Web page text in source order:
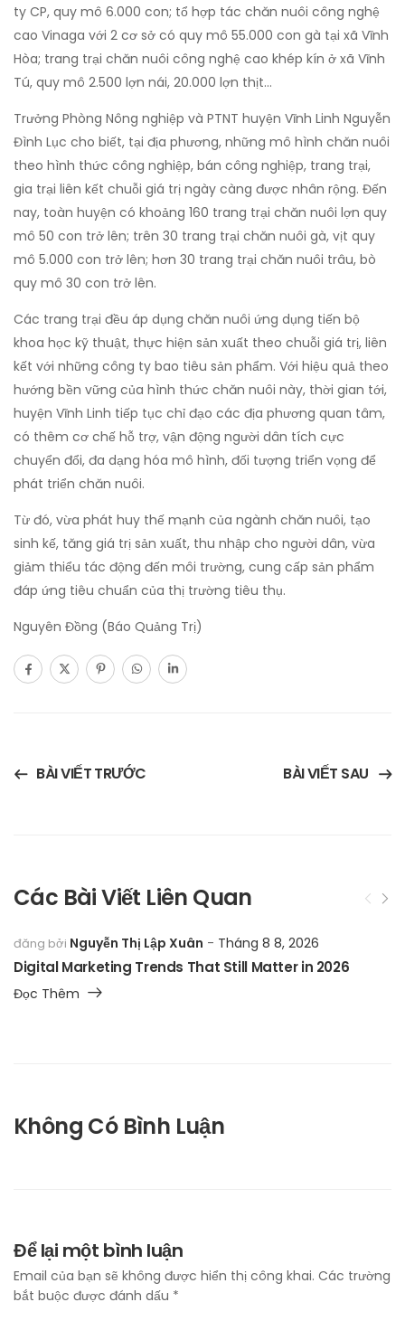
ty CP, quy mô 6.000 con; tổ hợp tác chăn nuôi công nghệ
cao Vinaga với 2 cơ sở có quy mô 55.000 con gà tại xã Vĩnh
Hòa; trang trại chăn nuôi công nghệ cao khép kín ở xã Vĩnh
Tú, quy mô 2.500 lợn nái, 20.000 lợn thịt…
Trưởng Phòng Nông nghiệp và PTNT huyện Vĩnh Linh Nguyễn
Đình Lục cho biết, tại địa phương, những mô hình chăn nuôi
theo hình thức công nghiệp, bán công nghiệp, trang trại,
gia trại liên kết chuỗi giá trị ngày càng được nhân rộng. Đến
nay, toàn huyện có khoảng 160 trang trại chăn nuôi lợn quy
mô 50 con trở lên; trên 30 trang trại chăn nuôi gà, vịt quy
mô 5.000 con trở lên; hơn 30 trang trại chăn nuôi trâu, bò
quy mô 30 con trở lên.
Các trang trại đều áp dụng chăn nuôi ứng dụng tiến bộ
khoa học kỹ thuật, thực hiện sản xuất theo chuỗi giá trị, liên
kết với những công ty bao tiêu sản phẩm. Với hiệu quả theo
hướng bền vững của hình thức chăn nuôi này, thời gian tới,
huyện Vĩnh Linh tiếp tục chỉ đạo các địa phương quan tâm,
có thêm cơ chế hỗ trợ, vận động người dân tích cực
chuyển đổi, đa dạng hóa mô hình, đối tượng triển vọng để
phát triển chăn nuôi.
Từ đó, vừa phát huy thế mạnh của ngành chăn nuôi, tạo
sinh kế, tăng giá trị sản xuất, thu nhập cho người dân, vừa
giảm thiểu tác động đến môi trường, cung cấp sản phẩm
đáp ứng tiêu chuẩn của thị trường tiêu thụ.
Nguyên Đồng (Báo Quảng Trị)
BÀI VIẾT TRƯỚC BÀI VIẾT SAU
Các Bài Viết Liên Quan
đăng bởi Nguyễn Thị Lập Xuân Tháng 8 8, 2026
Digital Marketing Trends That Still Matter in 2026
Đọc Thêm
Không Có Bình Luận
Để lại một bình luận
Email của bạn sẽ không được hiển thị công khai. Các trường
bắt buộc được đánh dấu *